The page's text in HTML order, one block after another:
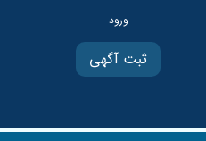
ثبت آگهی